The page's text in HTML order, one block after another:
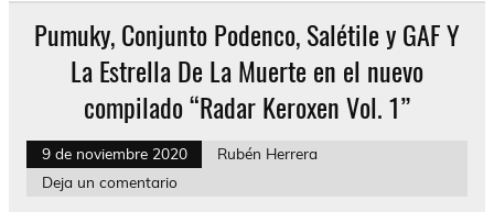
Pumuky, Conjunto Podenco, Salétile y GAF Y
La Estrella De La Muerte en el nuevo
compilado “Radar Keroxen Vol. 1”
9 de noviembre 2020
Rubén Herrera
Deja un comentario